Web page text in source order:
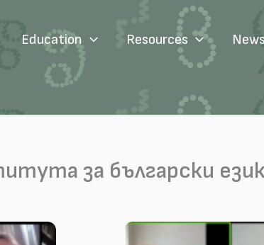
Education Resources News
за български